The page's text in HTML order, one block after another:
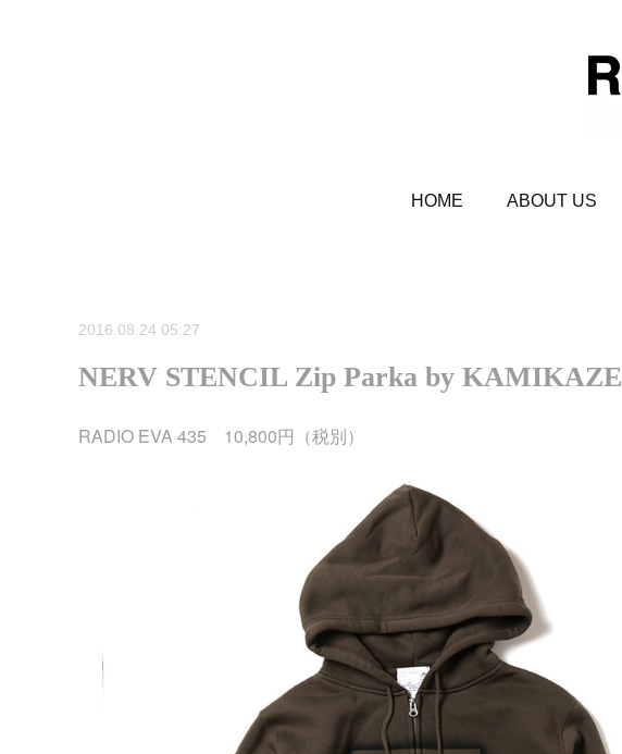
HOME ABOUT US
2016.08.24 05:27
NERV STENCIL Zip Parka by KAMIKAZE
RADIO EVA 435 10,800円（税別）